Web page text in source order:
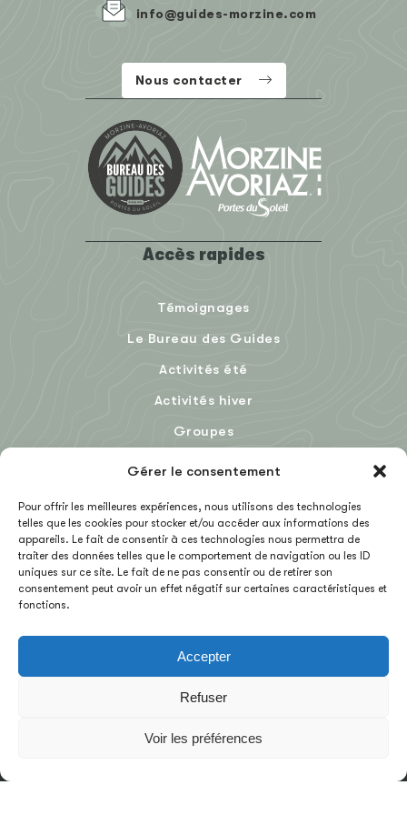
Gérer le consentement
Pour offrir les meilleures expériences, nous utilisons des technologies
telles que les cookies pour stocker et/ou accéder aux informations des
appareils. Le fait de consentir à ces technologies nous permettra de
traiter des données telles que le comportement de navigation ou les ID
uniques sur ce site. Le fait de ne pas consentir ou de retirer son
consentement peut avoir un effet négatif sur certaines caractéristiques et
fonctions.
Accepter
Refuser
Voir les préférences
info@guides-morzine.com
Nous contacter
Accès rapides
Témoignages
Le Bureau des Guides
Activités été
Activités hiver
Groupes
EN
MENTIONS LÉGALES
CGV
NOUS CONTACTER